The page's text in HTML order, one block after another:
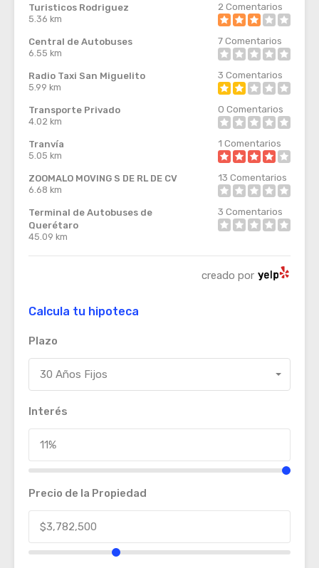
Turisticos Rodriguez
5.36 km
2Comentarios
Central de Autobuses
6.55 km
7Comentarios
Radio Taxi San Miguelito
5.99 km
3 Comentarios
Transporte Privado
4.02 km
0 Comentarios
Tranvía
5.05 km
1 Comentarios
ZOOMALO MOVING S DE RL DE CV
6.68 km
13 Comentarios
Terminal de Autobuses de
Querétaro
45.09 km
3 Comentarios
creado por
Calcula tu hipoteca
Plazo
30 Años Fijos
Interés
Precio de la Propiedad